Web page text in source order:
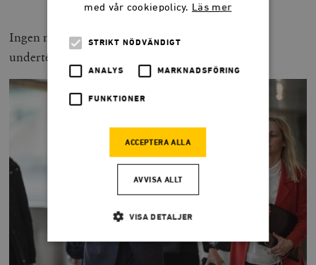
Ingen minister från Sverige stod dock som
undertecknare.
med vår cookiepolicy. Läs mer
STRIKT NÖDVÄNDIGT
ANALYS MARKNADSFÖRING
FUNKTIONER
ACCEPTERA ALLA
AVVISA ALLT
VISA DETALJER